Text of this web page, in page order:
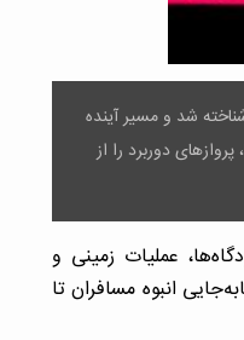
شناخته شد و مسیر آینده
دوربرد را از
عملیات زمینی و
انبوه مسافران تا